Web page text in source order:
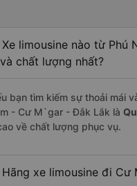
Xe limousine nào từ Phú
chất lượng nhất?
bạn tìm kiếm sự thoải mái
- Cư M`gar - Đắk Lắk là
về chất lượng phục vụ.
Hãng xe limousine đi